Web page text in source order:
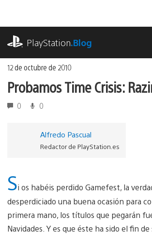
contenido
PlayStation.Blog
12 de octubre de 2010
Probamos Time Crisis:
0 0
Alfredo Pascual
Redactor de PlayStation.es
Si os habéis perdido Gamefest, la
desperdiciado una buena ocasión para
primera mano, los títulos que pegarán
Navidades. Y es que éste ha sido el fin